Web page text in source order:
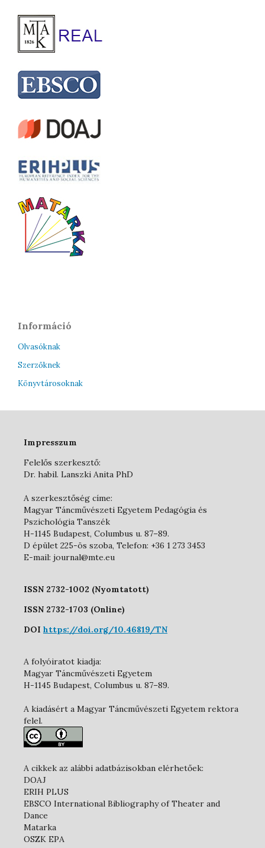
Információ
Olvasóknak
Szerzőknek
Könyvtárosoknak
Impresszum
Felelős szerkesztő:
Dr. habil. Lanszki Anita PhD
A szerkesztőség címe:
Magyar Táncművészeti Egyetem Pedagógia és
Pszichológia Tanszék
H-1145 Budapest, Columbus u. 87–89.
D épület 225-ös szoba, Telefon: +36 1 273 3453
E-mail: journal@mte.eu
ISSN 2732-1002 (Nyomtatott)
ISSN 2732-1703 (Online)
DOI https://doi.org/10.46819/TN
A folyóiratot kiadja:
Magyar Táncművészeti Egyetem
H-1145 Budapest, Columbus u. 87–89.
A kiadásért a Magyar Táncművészeti Egyetem rektora
felel.
A cikkek az alábbi adatbázisokban elérhetőek:
DOAJ
ERIH PLUS
EBSCO International Bibliography of Theater and
Dance
Matarka
OSZK EPA